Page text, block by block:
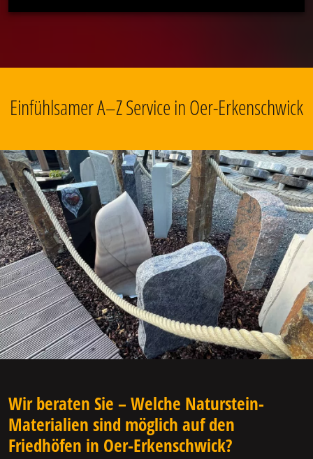
Einfühlsamer A–Z Service in Oer-Erkenschwick
Wir beraten Sie – Welche Naturstein-
Materialien sind möglich auf den
Friedhöfen in Oer-Erkenschwick?